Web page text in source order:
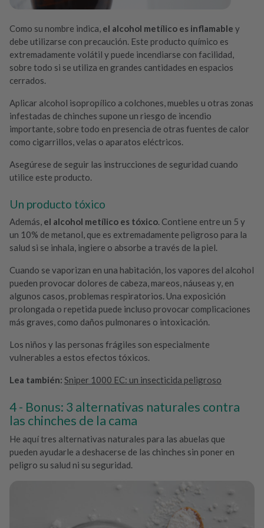
Como su nombre indica, el alcohol metílico es inflamable y
debe utilizarse con precaución. Este producto químico es
extremadamente volátil y puede incendiarse con facilidad,
sobre todo si se utiliza en grandes cantidades en espacios
cerrados.
Aplicar alcohol isopropílico a colchones, muebles u otras zonas
infestadas de chinches supone un riesgo de incendio
importante, sobre todo en presencia de otras fuentes de calor
como cigarrillos, velas o aparatos eléctricos.
Asegúrese de seguir las instrucciones de seguridad cuando
utilice este producto.
Un producto tóxico
Además, el alcohol metílico es tóxico. Contiene entre un 5 y
un 10% de metanol, que es extremadamente peligroso para la
salud si se inhala, ingiere o absorbe a través de la piel.
Cuando se vaporizan en una habitación, los vapores del alcohol
pueden provocar dolores de cabeza, mareos, náuseas y, en
algunos casos, problemas respiratorios. Una exposición
prolongada o repetida puede incluso provocar complicaciones
más graves, como daños pulmonares o intoxicación.
Los niños y las personas frágiles son especialmente
vulnerables a estos efectos tóxicos.
Lea también: Sniper 1000 EC: un insecticida peligroso
Bonus: 3 alternativas naturales contra
las chinches de la cama
He aquí tres alternativas naturales para las abuelas que
pueden ayudarle a deshacerse de las chinches sin poner en
peligro su salud ni su seguridad.